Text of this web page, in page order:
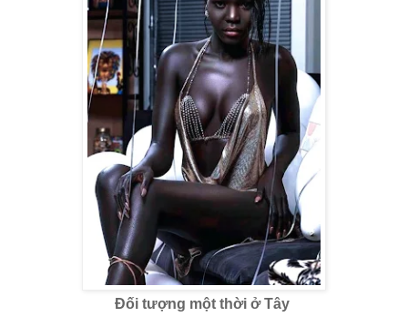
Đối tượng một thời ở Tây